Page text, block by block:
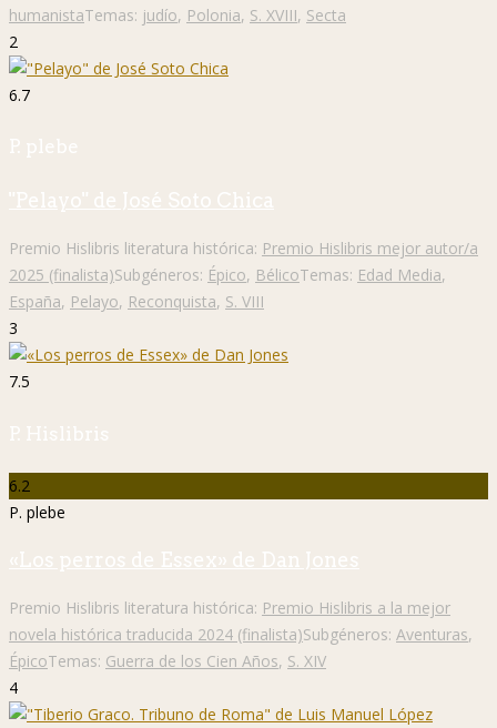
humanistaTemas: judío, Polonia, S. XVIII, Secta
2
6.7
P. plebe
"Pelayo" de José Soto Chica
Premio Hislibris literatura histórica: Premio Hislibris mejor autor/a
2025 (finalista)Subgéneros: Épico, BélicoTemas: Edad Media,
España, Pelayo, Reconquista, S. VIII
3
7.5
P. Hislibris
6.2
P. plebe
«Los perros de Essex» de Dan Jones
Premio Hislibris literatura histórica: Premio Hislibris a la mejor
novela histórica traducida 2024 (finalista)Subgéneros: Aventuras,
ÉpicoTemas: Guerra de los Cien Años, S. XIV
4